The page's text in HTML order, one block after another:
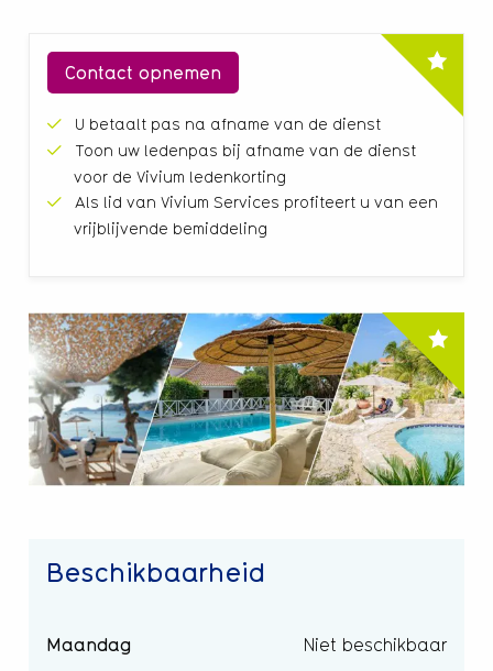
Contact opnemen
U betaalt pas na afname van de dienst
Toon uw ledenpas bij afname van de dienst
voor de Vivium ledenkorting
Als lid van Vivium Services profiteert u van een
vrijblijvende bemiddeling
Beschikbaarheid
Maandag Niet beschikbaar